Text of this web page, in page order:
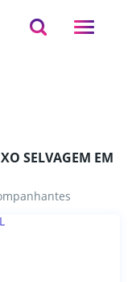
SELVAGEM EM